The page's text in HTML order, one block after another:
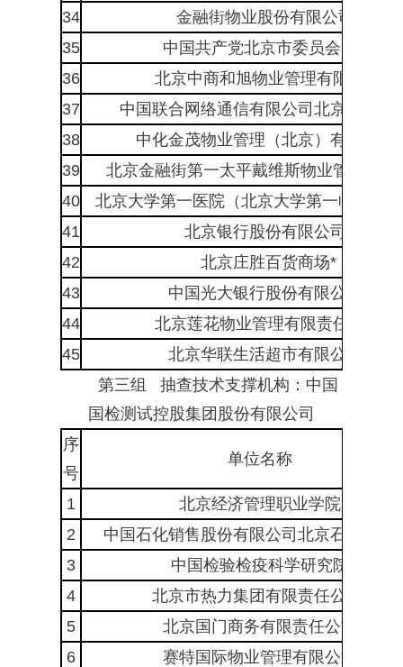
34
金融街物业股份有限公司*
35
中国共产党北京市委员会党校
36
北京中商和旭物业管理有限公司
37
中国联合网络通信有限公司北京市分公
38
中化金茂物业管理（北京）有限公司*
39
北京金融街第一太平戴维斯物业管理有限
40
北京大学第一医院（北京大学第一临床医
41
北京银行股份有限公司*
42
北京庄胜百货商场*
43
中国光大银行股份有限公司*
44
北京莲花物业管理有限责任公司
45
北京华联生活超市有限公司*
第三组 抽查技术支撑机构：中国
国检测试控股集团股份有限公司
序
号
单位名称
1
北京经济管理职业学院
2
中国石化销售股份有限公司北京石油分公
3
中国检验检疫科学研究院
4
北京市热力集团有限责任公司*
5
北京国门商务有限责任公司
6
赛特国际物业管理有限公司